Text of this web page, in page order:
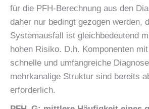
für die PFH-Berechnung aus den
daher nur bedingt gezogen werden,
Systemausfall ist gleichbedeutend
hohen Risiko. D.h. Komponenten
schnelle und umfangreiche
mehrkanalige Struktur sind bereits
erforderlich.